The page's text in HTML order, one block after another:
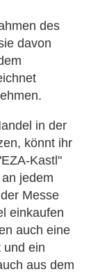
des
davon
in der
könnt ihr
Kastl"
jedem
Messe
einkaufen
auch eine
und ein
aus dem